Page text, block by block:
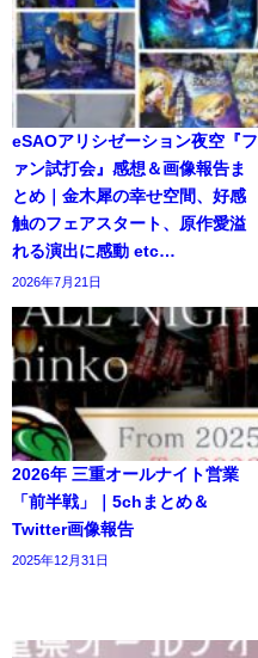
eSAOアリシゼーション夜空『フ
ァン試打会』感想＆画像報告ま
とめ｜金木犀の幸せ空間、好感
触のフェアスタート、原作愛溢
れる演出に感動 etc…
2026年7月21日
2026年 三重オールナイト営業
「前半戦」｜5chまとめ＆
Twitter画像報告
2025年12月31日